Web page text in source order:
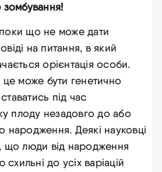
зомбування!
що не може дати
на питання, в який
орієнтація особи.
це може бути генетично
під час
плоду незадовго до або
народження. Деякі науковці
що люди від народження
до усіх варіацій